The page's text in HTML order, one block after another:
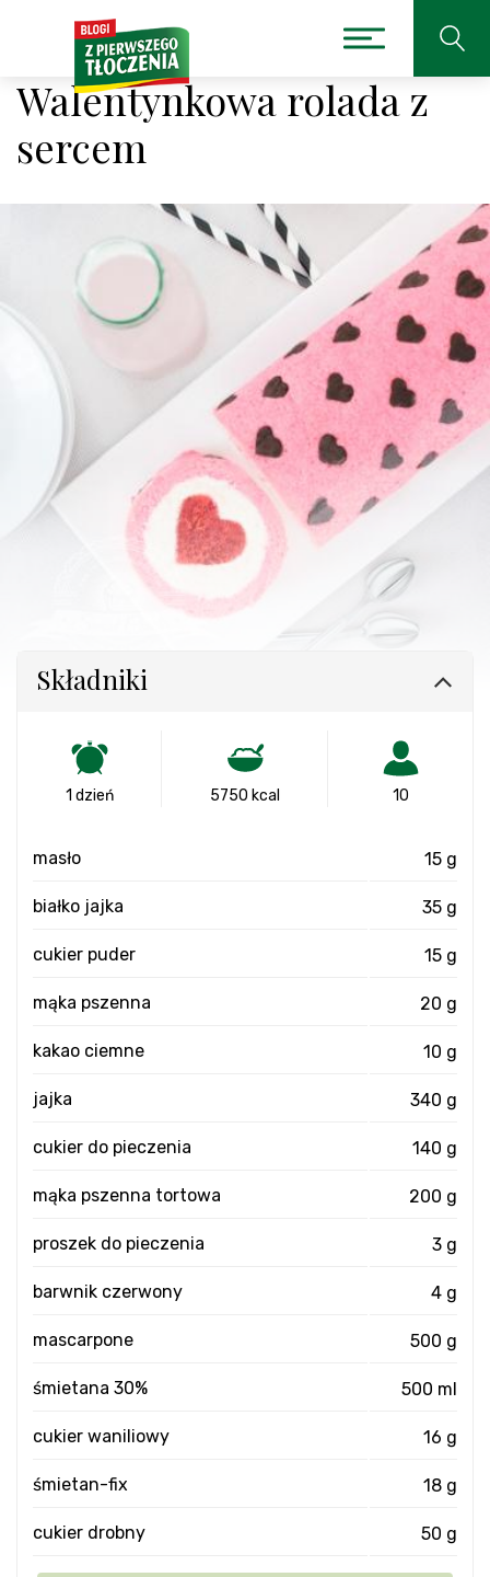
Walentynkowa rolada z
sercem
Składniki
1 dzień 5750 kcal 10
masło 15 g
białko jajka 35 g
cukier puder 15 g
mąka pszenna 20 g
kakao ciemne 10 g
jajka 340 g
cukier do pieczenia 140 g
mąka pszenna tortowa 200 g
proszek do pieczenia 3 g
barwnik czerwony 4 g
mascarpone 500 g
śmietana 30% 500 ml
cukier waniliowy 16 g
śmietan-fix 18 g
cukier drobny 50 g